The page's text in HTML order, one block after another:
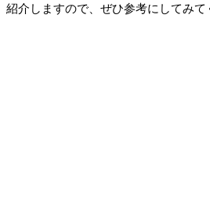
紹介しますので、ぜひ参考にしてみて